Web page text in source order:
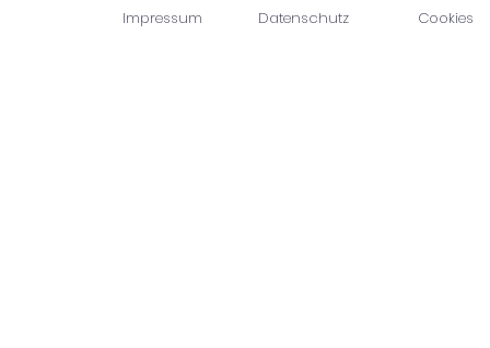
Impressum Datenschutz Cookies